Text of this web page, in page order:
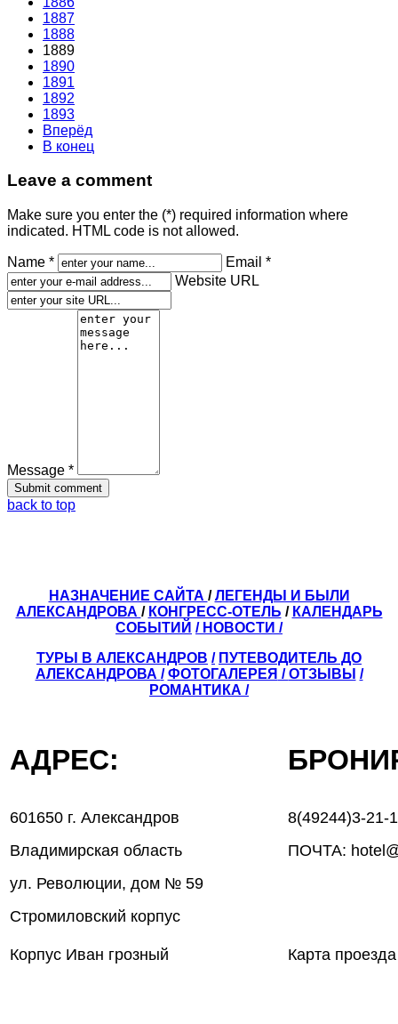
1887
1888
1889
1890
1891
1892
1893
Вперёд
В конец
Leave a comment
Make sure you enter the (*) required information where
indicated. HTML code is not allowed.
Name *
Email *
Website URL
Message *
back to top
НАЗНАЧЕНИЕ САЙТА /ЛЕГЕНДЫ И БЫЛИ
АЛЕКСАНДРОВА / КОНГРЕСС-ОТЕЛЬ / КАЛЕНДАРЬ
СОБЫТИЙ / НОВОСТИ /
ТУРЫ В АЛЕКСАНДРОВ / ПУТЕВОДИТЕЛЬ ДО
АЛЕКСАНДРОВА / ФОТОГАЛЕРЕЯ /ОТЗЫВЫ /
РОМАНТИКА /
АДРЕС:
601650 г. Александров
Владимирская область
ул. Революции, дом № 59
Стромиловский корпус
Корпус Иван грозный
8(49244)3-21-
ПОЧТА:
Карта